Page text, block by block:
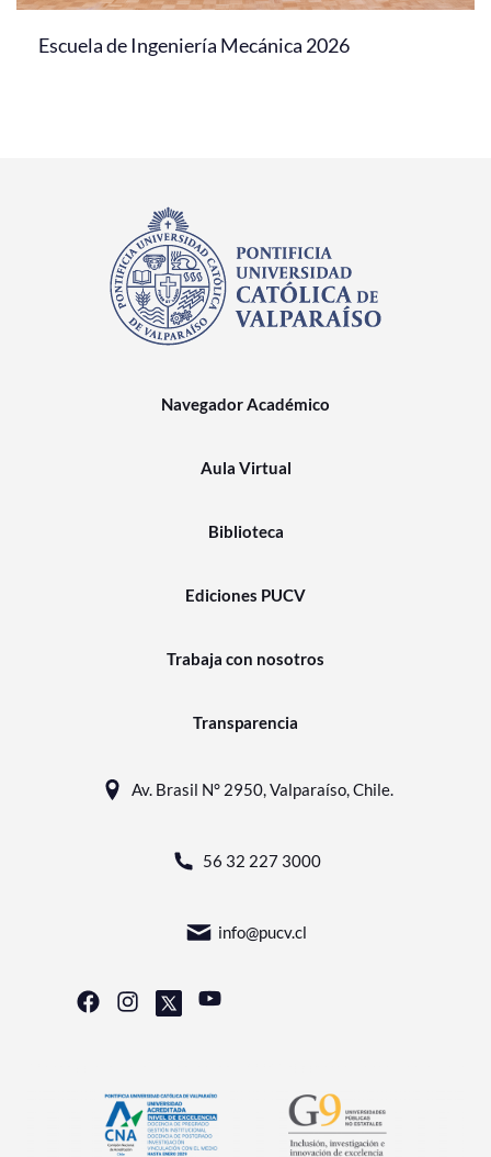
Escuela de Ingeniería Mecánica 2026
Navegador Académico
Aula Virtual
Biblioteca
Ediciones PUCV
Trabaja con nosotros
Transparencia
Av. Brasil N° 2950, Valparaíso, Chile.
56 32 227 3000
info@pucv.cl